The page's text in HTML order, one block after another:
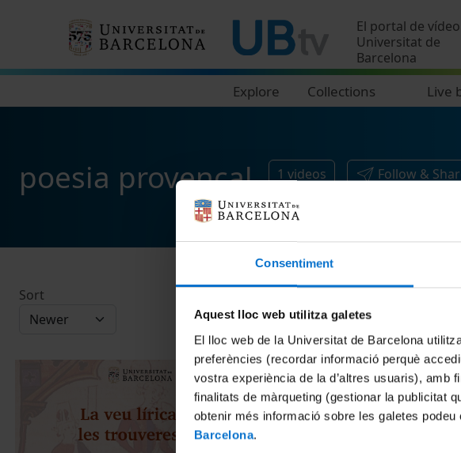
Consentiment
Aquest lloc web utilitza galetes
El lloc web de la Universitat de Barcelona
preferències (recordar informació perquè
vostra experiència de la d’altres usuaris), amb
finalitats de màrqueting (gestionar la publicitat
obtenir més informació sobre les galetes podeu
Barcelona.
El portal de
Universitat de
Barcelona
Explore Collections Live
poesia provençal 1 videos Follow &
Sort